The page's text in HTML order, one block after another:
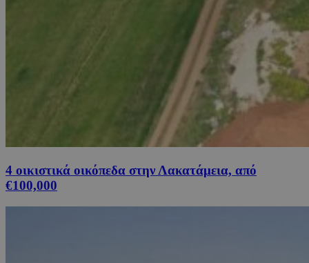
4 οικιστικά οικόπεδα στην Λακατάμεια, από
€100,000